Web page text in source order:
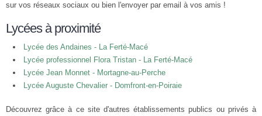
sur vos réseaux sociaux ou bien l'envoyer par email à vos amis !
Lycées à proximité
Lycée des Andaines - La Ferté-Macé
Lycée professionnel Flora Tristan - La Ferté-Macé
Lycée Jean Monnet - Mortagne-au-Perche
Lycée Auguste Chevalier - Domfront-en-Poiraie
Découvrez grâce à ce site d'autres établissements publics ou privés à